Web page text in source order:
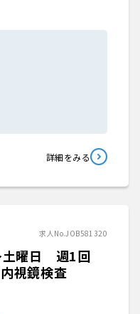
詳細をみる
求人No.JOB581320
土曜日 週1回
視鏡検査